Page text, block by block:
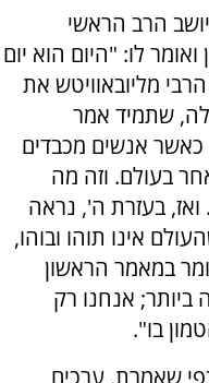
הרב הראשי
לו: "היום הוא יום
שנה, קיבל הרבי מליובאוויטש את
שתמיד אמר
אנשים מכבדים
בעולם. וזה מה
בעזרת ה', נראה
אינו תוהו ובוהו,
במאמר הראשון
ביותר; אנחנו רק
בו".